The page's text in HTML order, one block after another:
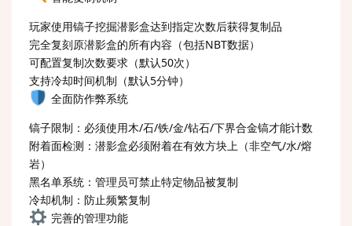
玩家使用镐子挖掘潜影盒达到指定次数后获得复制品
完全复刻原潜影盒的所有内容（包括NBT数据）
可配置复制次数要求（默认50次）
支持冷却时间机制（默认5分钟）
全面防作弊系统
镐子限制：必须使用木/石/铁/金/钻石/下界合金镐才能计数
附着面检测：潜影盒必须附着在有效方块上（非空气/水/熔
岩）
黑名单系统：管理员可禁止特定物品被复制
冷却机制：防止频繁复制
完善的管理功能